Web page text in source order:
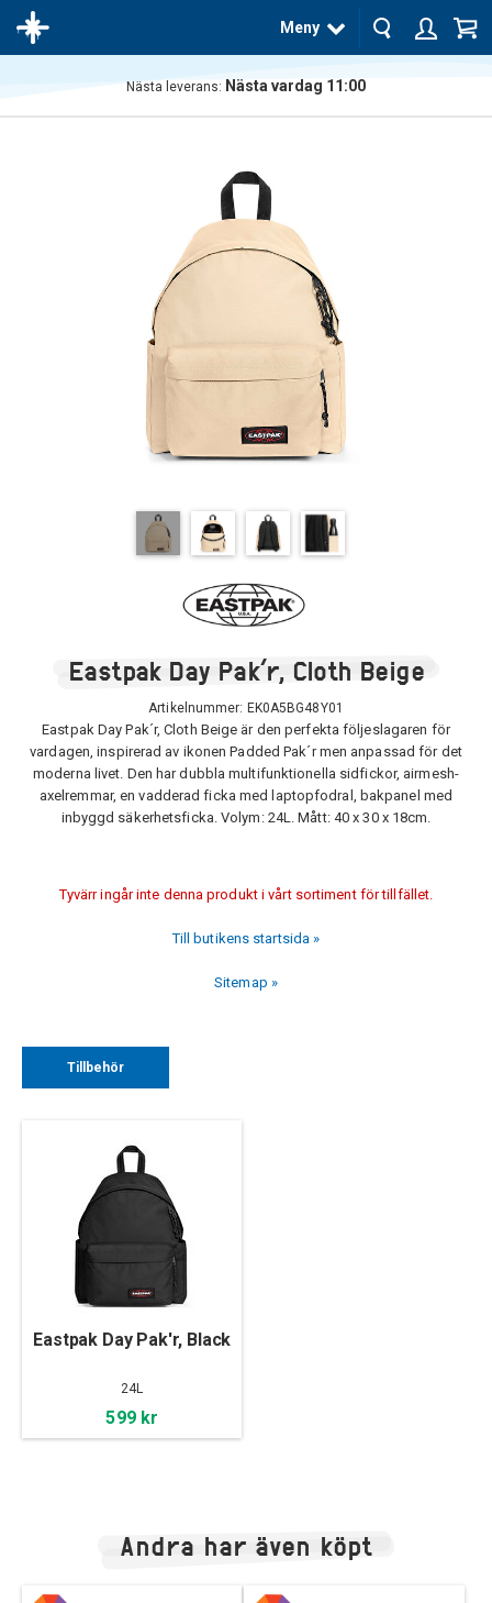
Meny
Nästa leverans: Nästa vardag 11:00
Eastpak Day Pak´r, Cloth Beige
Artikelnummer: EK0A5BG48Y01
Eastpak Day Pak´r, Cloth Beige är den perfekta följeslagaren för
vardagen, inspirerad av ikonen Padded Pak´r men anpassad för det
moderna livet. Den har dubbla multifunktionella sidfickor, airmesh-
axelremmar, en vadderad ficka med laptopfodral, bakpanel med
inbyggd säkerhetsficka. Volym: 24L. Mått: 40 x 30 x 18cm.
Tyvärr ingår inte denna produkt i vårt sortiment för tillfället.
Till butikens startsida »
Sitemap »
Tillbehör
Eastpak Day Pak'r, Black
24L
599 kr
Andra har även köpt